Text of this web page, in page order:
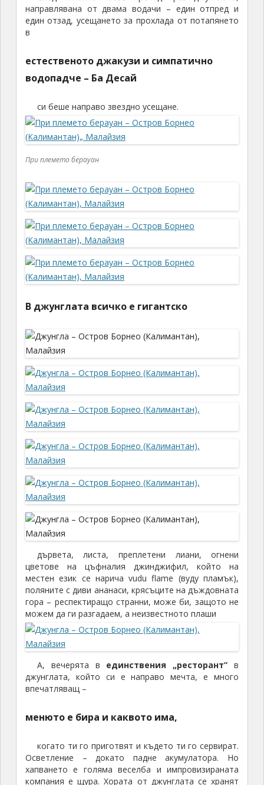
направлявана от двама водачи – един отпред и
един отзад, усещането за прохлада от потапянето
в
естественото джакузи и симпатично
водопадче – Ба Десай
си беше направо звездно усещане.
При племето берауан
В джунглата всичко е гигантско
дървета, листа, преплетени лиани, огнени
цветове на цъфналия джинджифил, който на
местен език се нарича vudu flame (вуду пламък),
поляните с диви ананaси, крясъците на дъждовната
гора – респектиращо странни, може би, защото не
можем да ги разгадаем, а неизвестното плаши
А, вечерята в единствения „ресторант” в
джунглата, който си е направо мечта, е много
впечатляващ –
менюто е бира и каквото има,
когато ти го приготвят и където ти го сервират.
Осветление – докато падне акумулатора. Но
хапването е голяма веселба и импровизираната
компания е щура. Хората от джунглата се хранят